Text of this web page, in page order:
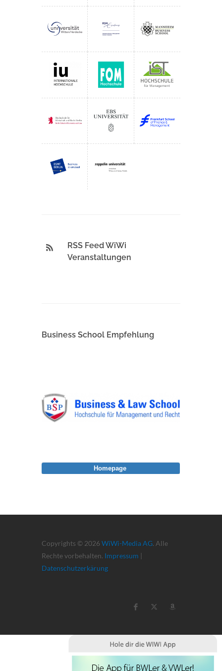
RSS Feed WiWi
Veranstaltungen
Business School Empfehlung
Copyrights © 2026 WiWi-Media AG. Alle
Rechte vorbehalten. Impressum |
Datenschutzerkärung
Homepage